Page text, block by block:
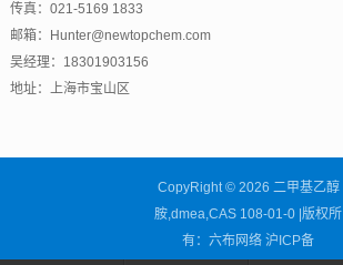
传真：021-5169 1833
邮箱：Hunter@newtopchem.com
吴经理：18301903156
地址：上海市宝山区
CopyRight © 2026 二甲基乙醇
胺,dmea,CAS 108-01-0 |版权所
有：六布网络沪ICP备